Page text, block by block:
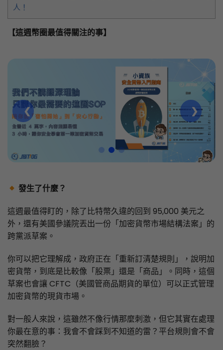
人！
【這週幣圈最值得關注的事】
❮ ❯
發生了什麼？
這週最值得盯的，除了比特幣久違的回到 95,000 美元之
外，還有美國參議院丟出一份「加密貨幣市場結構法案」的
跨黨派草案。
你可以把它理解成，政府正在「重新訂清楚規則」，說明加
密貨幣，到底是比較像「股票」還是「商品」。同時，這個
草案也會讓 CFTC（美國管商品期貨的單位）可以正式管理
加密貨幣的現貨市場。
對一般人來說，這雖然不像行情那麼刺激，但它其實在處理
你最在意的事：我會不會踩到不知道的雷？平台規則會不會
突然翻臉？